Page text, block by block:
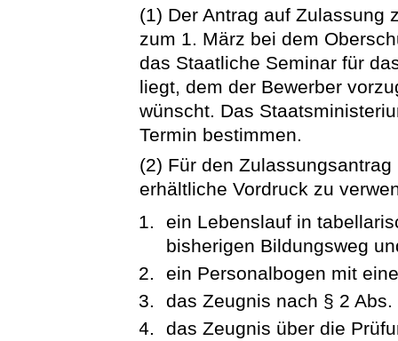
(1) Der Antrag auf Zulassung
zum 1. März bei dem
das Staatliche Seminar für
liegt, dem der Bewerber
wünscht. Das
Termin bestimmen.
(2) Für den
erhältliche Vordruck zu
ein Lebenslauf in
bisherigen Bildungsweg
ein Personalbogen mit
das Zeugnis nach § 2 Abs.
das Zeugnis über die